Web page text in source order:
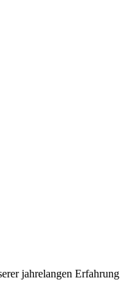
jahrelangen